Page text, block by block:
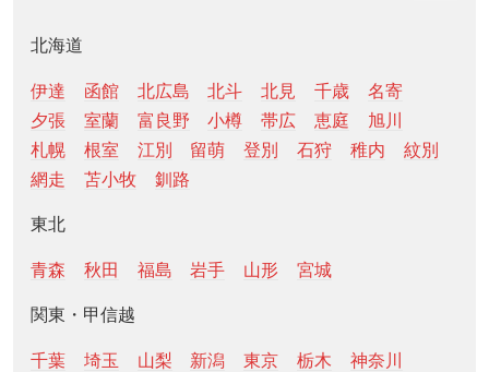
北海道
伊達 函館 北広島 北斗 北見 千歳
名寄
夕張
室蘭 富良野 小樽 帯広 恵庭
旭川
札幌
根室 江別 留萌 登別 石狩 稚内
紋別
網走
苫小牧 釧路
東北
青森 秋田 福島 岩手 山形 宮城
関東・甲信越
千葉 埼玉 山梨 新潟 東京 栃木
神奈川